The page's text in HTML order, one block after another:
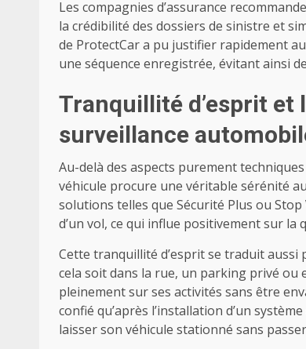
Les compagnies d’assurance
la crédibilité des dossiers de sinistre et
de ProtectCar a pu justifier rapidement
une séquence enregistrée, évitant ainsi
Tranquillité d’esprit et
surveillance
Au-delà des aspects purement
véhicule procure une véritable sérénité
solutions telles que Sécurité Plus ou
d’un vol, ce qui influe positivement sur la
Cette tranquillité d’esprit se traduit
cela soit dans la rue, un parking privé ou
pleinement sur ses activités sans être
confié qu’après l’installation d’un
laisser son véhicule stationné sans